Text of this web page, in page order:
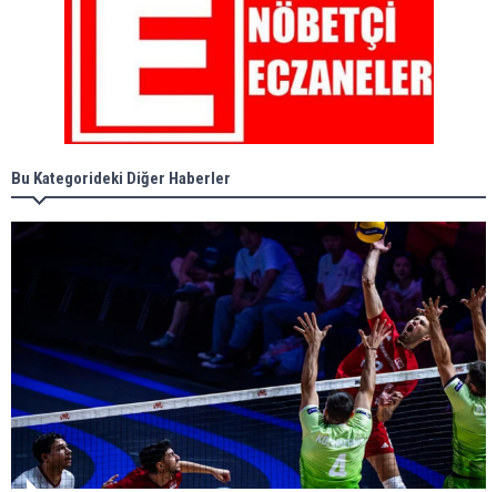
Bu Kategorideki Diğer Haberler